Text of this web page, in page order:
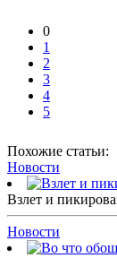
0
1
2
3
4
5
Похожие статьи:
Новости
Взлет и
Новости